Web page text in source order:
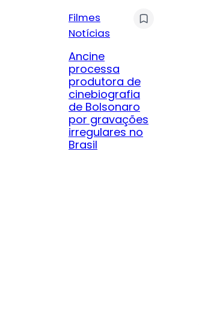
Filmes
Notícias
Ancine
processa
produtora de
cinebiografia
de Bolsonaro
por gravações
irregulares no
Brasil